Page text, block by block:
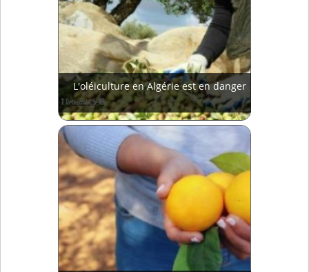
L'oléiculture en Algérie est en danger